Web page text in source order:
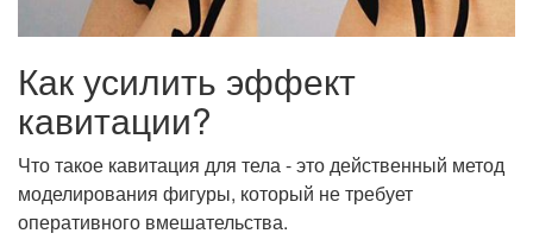
Как усилить эффект
кавитации?
Что такое кавитация для тела - это действенный метод
моделирования фигуры, который не требует
оперативного вмешательства.